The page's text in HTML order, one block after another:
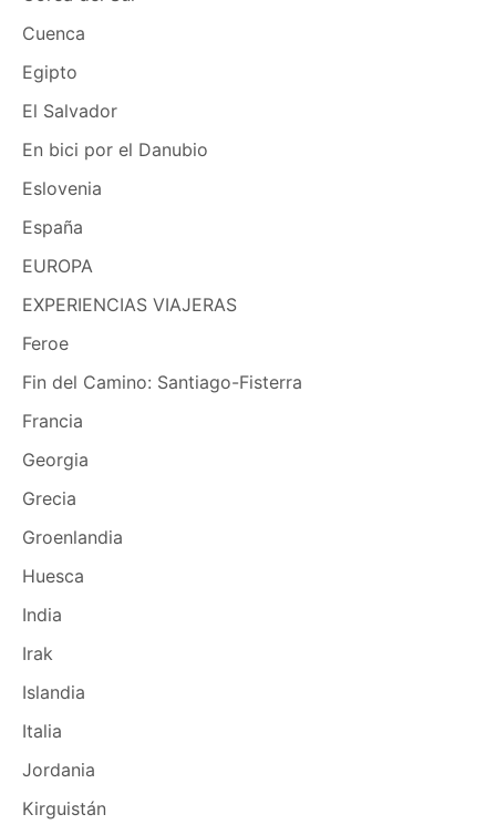
Cuenca
Egipto
El Salvador
En bici por el Danubio
Eslovenia
España
EUROPA
EXPERIENCIAS VIAJERAS
Feroe
Fin del Camino: Santiago-Fisterra
Francia
Georgia
Grecia
Groenlandia
Huesca
India
Irak
Islandia
Italia
Jordania
Kirguistán